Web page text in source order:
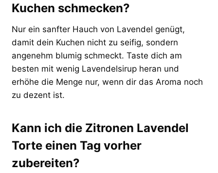
Kuchen schmecken?
Nur ein sanfter Hauch von Lavendel genügt,
damit dein Kuchen nicht zu seifig, sondern
angenehm blumig schmeckt. Taste dich am
besten mit wenig Lavendelsirup heran und
erhöhe die Menge nur, wenn dir das Aroma noch
zu dezent ist.
Kann ich die Zitronen Lavendel
Torte einen Tag vorher
zubereiten?